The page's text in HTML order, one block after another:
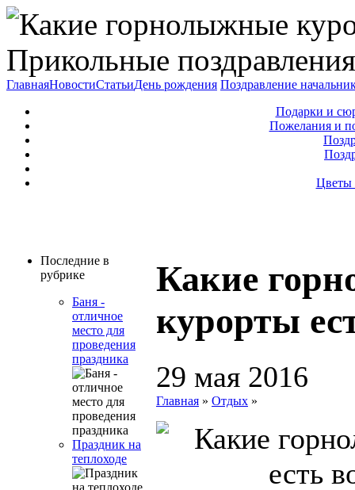
Прикольные
ГлавнаяНовостиСтатьиДень рождения Поздравление
Подарки и
Пожелания и
Цветы
Последние в
рубрике
Баня -
отличное
место для
проведения
праздника
Праздник на
теплоходе
Какие
курорты
29 мая 2016
Главная » Отдых »